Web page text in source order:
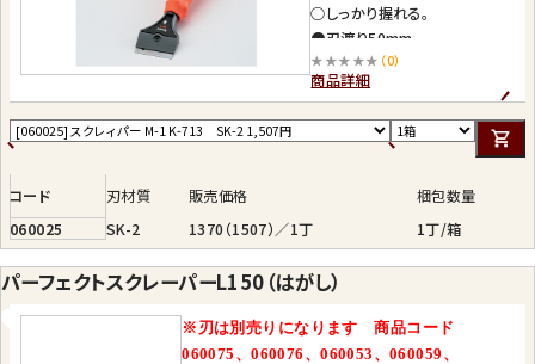
○しっかり握れる。
●刃渡り50mm
●刃厚0.25mm
●全長180mm
★★★★★ （0）
商品詳細
コード 刃材質 販売価格
梱包数量
060025
SK-2 1370（1507）／1丁 1丁/箱
パーフェクトスクレーパーL150（はがし）
※ 刃は別売りになります商品コード
060075、060076、060053、060059、